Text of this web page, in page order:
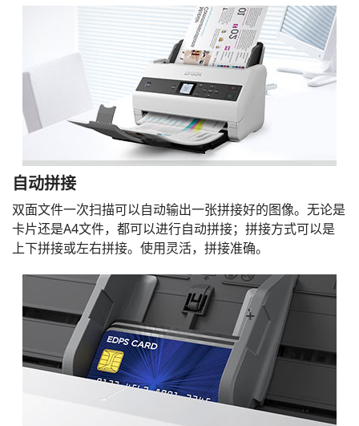
自动拼接
双面文件一次扫描可以自动输出一张拼接好的图像。无论是
卡片还是A4文件，都可以进行自动拼接；拼接方式可以是
上下拼接或左右拼接。使用灵活，拼接准确。